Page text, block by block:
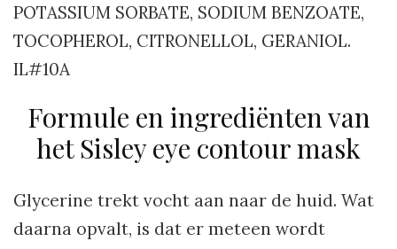
POTASSIUM SORBATE, SODIUM BENZOATE,
TOCOPHEROL, CITRONELLOL, GERANIOL.
IL#10A
Formule en ingrediënten van
het Sisley eye contour mask
Glycerine trekt vocht aan naar de huid. Wat
daarna opvalt, is dat er meteen wordt